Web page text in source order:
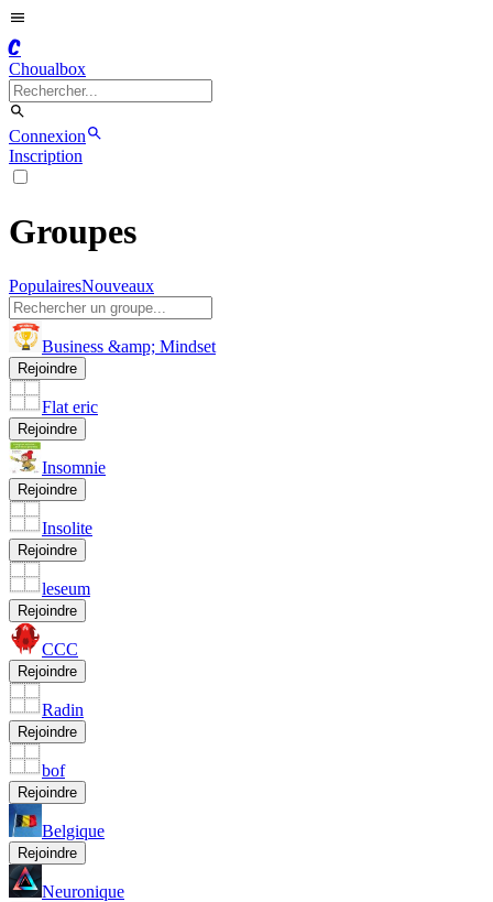
C
Choualbox
Connexion
Inscription
Groupes
PopulairesNouveaux
Business &amp; Mindset
Rejoindre
Flat eric
Rejoindre
Insomnie
Rejoindre
Insolite
Rejoindre
leseum
Rejoindre
CCC
Rejoindre
Radin
Rejoindre
bof
Rejoindre
Belgique
Rejoindre
Neuronique